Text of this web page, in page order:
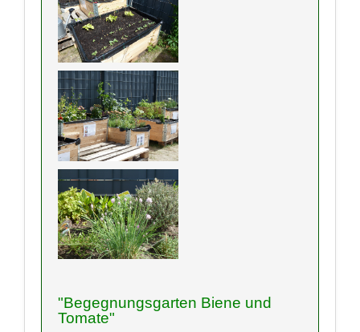
"Begegnungsgarten Biene und
Tomate"